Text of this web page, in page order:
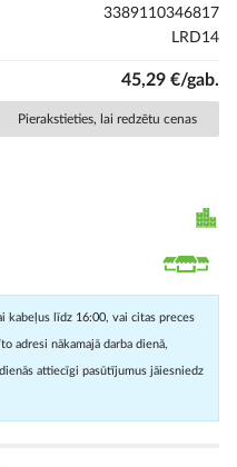
3389110346817
LRD14
45,29 €/gab.
Pierakstieties, lai redzētu cenas
kabeļus līdz 16:00, vai citas preces
adresi nākamajā darba dienā,
attiecīgi pasūtījumus jāiesniedz